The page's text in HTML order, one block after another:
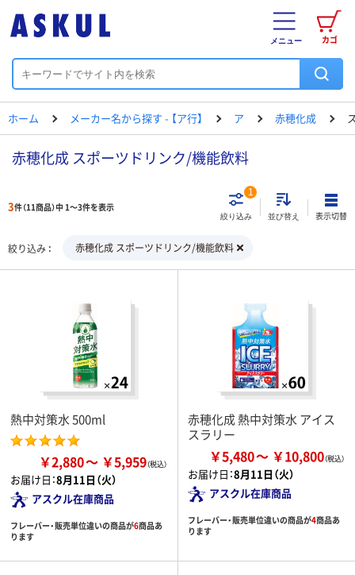
カゴ
メニュー
ホーム メーカー名から探す - 【ア行】 ア 赤穂化成
赤穂化成 スポーツドリンク/機能飲料
3件（11商品）中 1～3件を表示
絞り込み
1
並び替え 表示切替
絞り込み 赤穂化成 スポーツドリンク/機能飲料
熱中対策水 500ml
￥2,880 ￥5,959
お届け日：8月11日（火）
アスクル在庫商品
フレーバー・販売単位違いの商品が6商品あ
ります
赤穂化成 熱中対策水 アイス
スラリー
￥5,480 ￥10,800
お届け日：8月11日（火）
アスクル在庫商品
フレーバー・販売単位違いの商品が4商品あ
ります